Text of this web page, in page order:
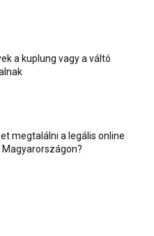
a kuplung vagy a váltó
megtalálni a legális online